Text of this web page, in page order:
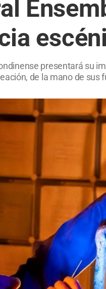
presentará su
de la mano de sus